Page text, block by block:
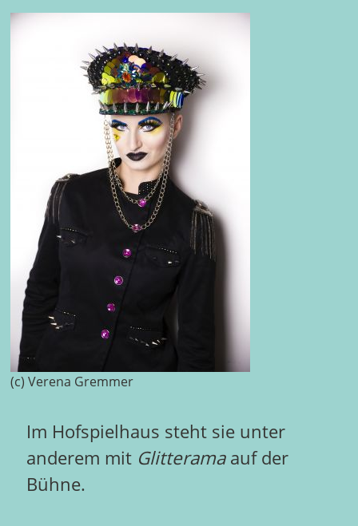
(c) Verena Gremmer
Im Hofspielhaus steht sie unter
anderem mit Glitteramaauf der
Bühne.